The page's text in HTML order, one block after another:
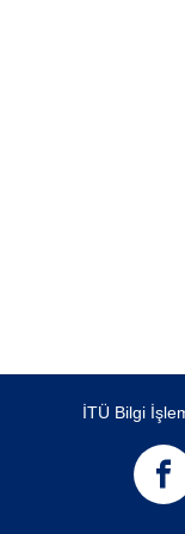
İTÜ Bilgi